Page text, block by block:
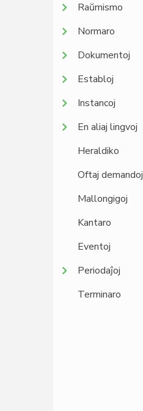
Raŭmismo
Normaro
Dokumentoj
Establoj
Instancoj
En aliaj lingvoj
Heraldiko
Oftaj demandoj
Mallongigoj
Kantaro
Eventoj
Periodaĵoj
Terminaro